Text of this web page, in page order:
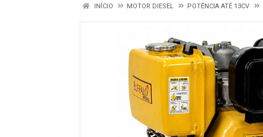
INÍCIO MOTOR DIESEL POTÊNCIA ATÉ 13CV